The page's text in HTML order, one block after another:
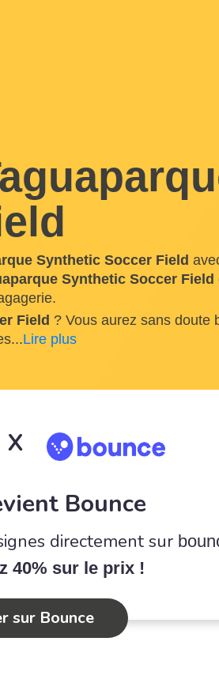
Synthetic Soccer Field
Synthetic Soccer Field
Field ? Vous aurez sans doute
...Lire plus
X
Bounce
directement sur
40% sur le prix !
sur Bounce